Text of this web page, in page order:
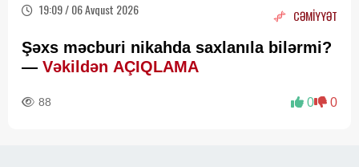
19:09 / 06 Avqust 2026 CƏMİYYƏT
Şəxs məcburi nikahda saxlanıla bilərmi?
— Vəkildən AÇIQLAMA
88 0 0